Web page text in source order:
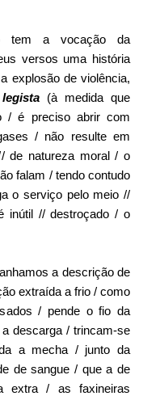
tem a vocação da
versos uma história
explosão de violência,
(à medida que
/ é preciso abrir com
/ não resulte em
de natureza moral / o
falam / tendo contudo
o serviço pelo meio //
inútil // destroçado / o
a descrição de
extraída a frio / como
/ pende o fio da
descarga / trincam-se
a mecha / junto da
de sangue / que a de
extra / as faxineiras